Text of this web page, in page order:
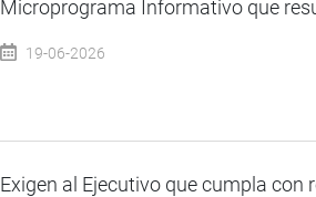
Microprograma Informativo que
19-06-2026
Exigen al Ejecutivo que cumpla con